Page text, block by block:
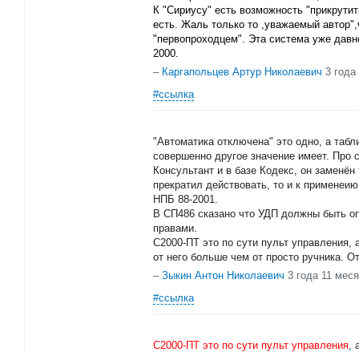
К "Сириусу" есть возможность
есть. Жаль только то ,уважаемый
"первопроходцем". Эта система уже
2000.
– Каргапольцев Артур Николаевич 3 года
#ссылка
"Автоматика отключена" это одно, а
совершенно другое значение имеет. Про
Консультант и в базе Кодекс, он
прекратил действовать, то и к
НПБ 88-2001.
В СП486 сказано что УДП должны быть
правами.
С2000-ПТ это по сути пульт управления,
от него больше чем от просто ручника.
– Зыкин Антон Николаевич 3 года 11
#ссылка
С2000-ПТ это по сути пульт управления,